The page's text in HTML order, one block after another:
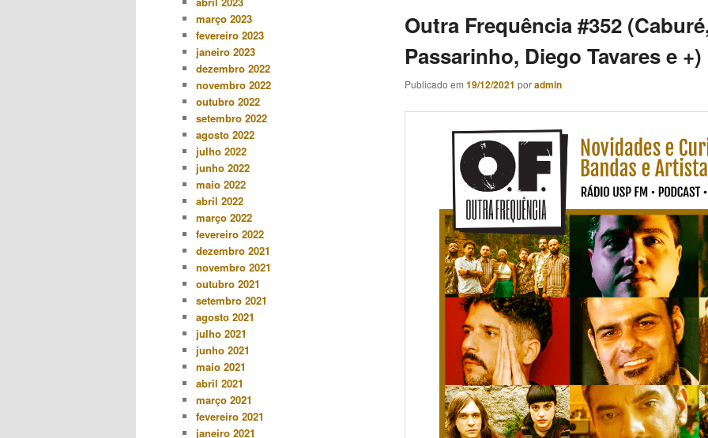
Outra Frequência #352
Passarinho, Diego Tavares e +)
Publicado em 19/12/2021 poradmin
março 2023
fevereiro 2023
janeiro 2023
dezembro 2022
novembro 2022
outubro 2022
setembro 2022
agosto 2022
julho 2022
junho 2022
maio 2022
abril 2022
março 2022
fevereiro 2022
dezembro 2021
novembro 2021
outubro 2021
setembro 2021
agosto 2021
julho 2021
junho 2021
maio 2021
abril 2021
março 2021
fevereiro 2021
janeiro 2021